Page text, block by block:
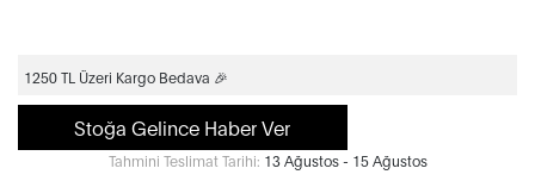
1250 TL Üzeri Kargo Bedava 🎉
Stoğa Gelince Haber Ver
Tahmini Teslimat Tarihi: 13 Ağustos - 15 Ağustos